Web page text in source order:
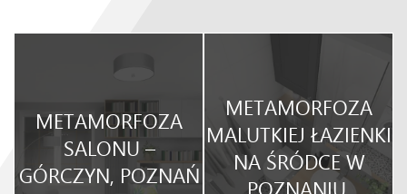
METAMORFOZA
SALONU –
GÓRCZYN, POZNAŃ
METAMORFOZA
MALUTKIEJ ŁAZIENKI
NA ŚRÓDCE W
POZNANIU.